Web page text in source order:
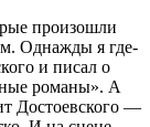
произошли
Однажды я где-
и писал о
романы». А
Достоевского —